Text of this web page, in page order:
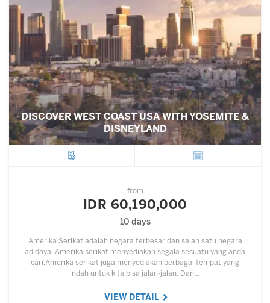
DISCOVER WEST COAST USA WITH YOSEMITE &
DISNEYLAND
from
IDR 60,190,000
10 days
Amerika Serikat adalah negara terbesar dan salah satu negara
adidaya. Amerika serikat menyediakan segala sesuatu yang anda
cari.Amerika serikat juga menyediakan berbagai tempat yang
indah untuk kita bisa jalan-jalan. Dan…
VIEW DETAIL